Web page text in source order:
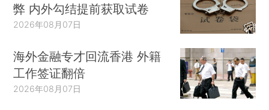
弊 内外勾结提前获取试卷
2026年08月07日
海外金融专才回流香港 外籍
工作签证翻倍
2026年08月07日